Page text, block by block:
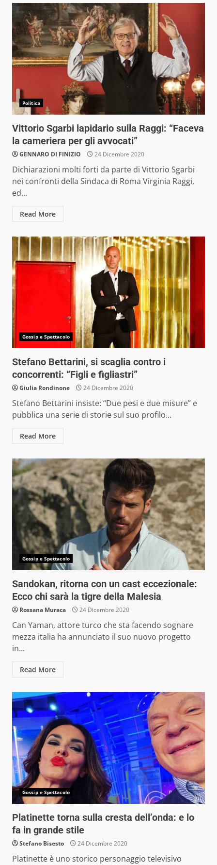
Politica
Vittorio Sgarbi lapidario sulla Raggi: “Faceva
la cameriera per gli avvocati”
GENNARO DI FINIZIO 24 Dicembre 2020
Dichiarazioni molti forti da parte di Vittorio Sgarbi
nei confronti della Sindaca di Roma Virginia Raggi,
ed...
Read More
Gossip e Spettacolo
Stefano Bettarini, si scaglia contro i
concorrenti: “Figli e figliastri”
Giulia Rondinone 24 Dicembre 2020
Stefano Bettarini insiste: “Due pesi e due misure” e
pubblica una serie di storie sul suo profilo...
Read More
Gossip e Spettacolo
Sandokan, ritorna con un cast eccezionale:
Ecco chi sarà la tigre della Malesia
Rossana Muraca 24 Dicembre 2020
Can Yaman, attore turco che sta facendo sognare
mezza italia ha annunciato il suo nuovo progetto
in...
Read More
Gossip e Spettacolo
Platinette torna sulla cresta dell’onda: e lo
fa in grande stile
Stefano Bisesto 24 Dicembre 2020
Platinette è uno storico personaggio televisivo